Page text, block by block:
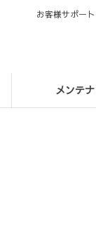
メンテ
お客様サポー